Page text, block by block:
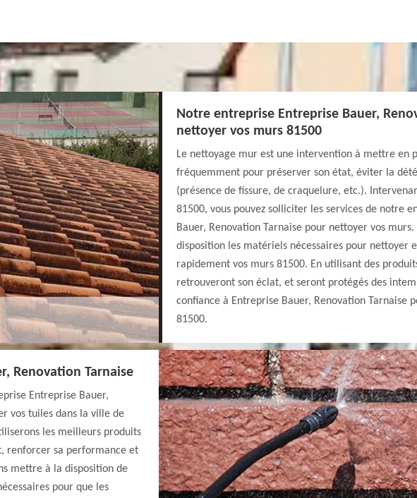
Notre entreprise Entreprise Bauer,
nettoyer vos murs 81500
Le nettoyage mur est une intervention à mettre en
fréquemment pour préserver son état, éviter la
(présence de fissure, de craquelure, etc.).
81500, vous pouvez solliciter les services de notre
Bauer, Renovation Tarnaise pour nettoyer vos
disposition les matériels nécessaires pour nettoyer
rapidement vos murs 81500. En utilisant des
retrouveront son éclat, et seront protégés des
confiance à Entreprise Bauer, Renovation Tarnaise
81500.
Renovation Tarnaise
Entreprise Bauer,
vos tuiles dans la ville de
les meilleurs produits
renforcer sa performance et
mettre à la disposition de
pour que les